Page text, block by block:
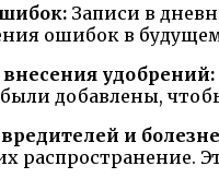
Записи в
ошибок в
удобрений:
добавлены,
и
распространение.